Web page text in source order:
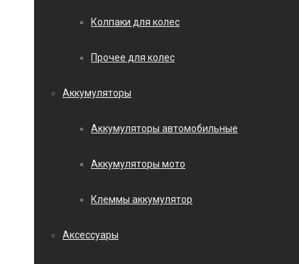
Колпаки для колес
Прочее для колес
Аккумуляторы
Аккумуляторы автомобильные
Аккумуляторы мото
Клеммы аккумулятор
Аксессуары